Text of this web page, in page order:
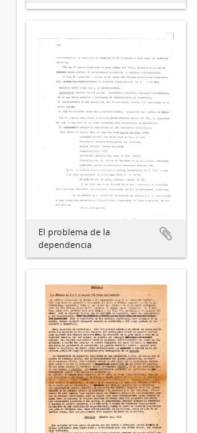
El problema de la
dependencia